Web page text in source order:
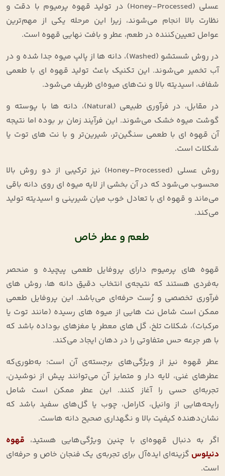
عسلی (Honey-Processed) در تولید قهوه پرمیوم با دقت و
نظارت بالا انجام می‌شوند، زیرا این مرحله یکی از مهم‌ترین
عوامل تعیین‌کننده در طعم، عطر و بافت نهایی قهوه است.
در روش شستشو (Washed)، دانه‌ ها از پالپ میوه جدا شده و در
آب تخمیر می‌شوند. این تکنیک باعث تولید قهوه‌ ای با طعمی
شفاف، اسیدیته بالا و نت‌های میوه‌ای ظریف می‌شود.
در مقابل، در فرآوری طبیعی (Natural)، دانه‌ ها با پوسته و
گوشت میوه خشک می‌شوند. این فرآیند زمان‌ بر بوده اما نتیجه
آن قهوه‌ ای با طعمی سنگین‌تر، شیرین‌تر و با نت‌ های توت یا
شکلات است.
روش عسلی (Honey-Processed) نیز ترکیبی از دو روش بالا
محسوب می‌شود که در آن بخشی از لایه میوه‌ ای روی دانه باقی
می‌ماند و قهوه‌ ای با تعادل خوب میان شیرینی و اسیدیته تولید
می‌کند.
طعم و عطر خاص
قهوه‌ های پرمیوم دارای پروفایل طعمی پیچیده و منحصر
به‌فردی هستند که نتیجه‌ی انتخاب دقیق دانه‌ ها، روش‌ های
فرآوری تخصصی و رُست حرفه‌ای می‌باشد. این پروفایل طعمی
ممکن است شامل نت‌ هایی از میوه‌ های رسیده (مانند توت یا
مرکبات)، شکلات تلخ، گل‌ های معطر یا مغزهای بوداده باشد که
با هر جرعه حس متفاوتی را در دهان ایجاد می‌کند.
عطر قهوه نیز از ویژگی‌های برجسته‌ی آن است؛ به‌طوری‌که
عطرهای غنی، لایه‌ دار و متمایز آن می‌توانند پیش از نوشیدن،
تجربه‌ای حسی را آغاز کنند. این عطر ممکن است شامل
رایحه‌هایی از وانیل، کارامل، چوب یا گل‌های سفید باشد که
نشان‌دهنده کیفیت بالا و نگهداری صحیح دانه‌ هاست.
اگر به دنبال قهوه‌ای با چنین ویژگی‌هایی هستید، قهوه
دنیلوس گزینه‌ای ایده‌آل برای تجربه‌ی یک فنجان خاص و حرفه‌ای
است.